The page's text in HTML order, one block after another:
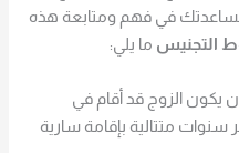
لمساعدتك في فهم ومتابعة هذه
التجنيس ما يلي:
يكون الزوج قد أقام في
متتالية بإقامة سارية